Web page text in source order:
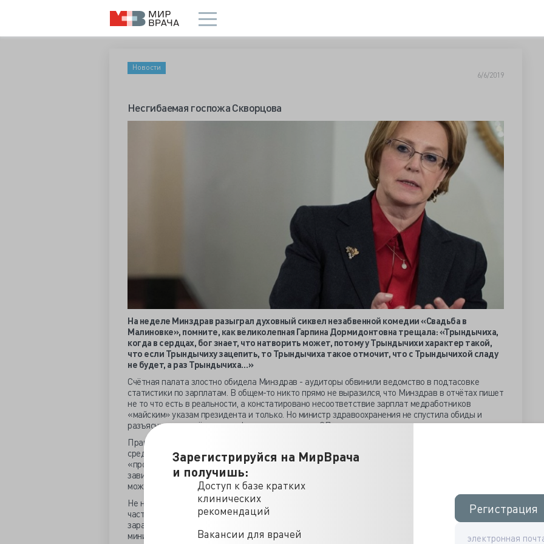
Зарегистрируйся на МирВрача
и получишь:
Доступ к базе кратких
клинических
рекомендаций
Вакансии для врачей
Регистрация
Регистрация
Новости
6/6/2019
Несгибаемая госпожа Скворцова
На неделе Минздрав разыграл духовный сиквел незабвенной комедии «Свадьба в
Малиновке», помните, как великолепная Гарпина Дормидонтовна трещала: «Трындычиха,
когда в сердцах, бог знает, что натворить может, потому у Трындычихи характер такой,
что если Трындычиху зацепить, то Трындычиха такое отмочит, что с Трындычихой сладу
не будет, а раз Трындычиха…»
Счётная палата злостно обидела Минздрав - аудиторы обвинили ведомство в подтасовке
статистики по зарплатам. В общем-то никто прямо не выразился, что Минздрав в отчётах пишет
не то что есть в реальности, а констатировано несоответствие зарплат медработников
«майским» указам президента и только. Но министр здравоохранения не спустила обиды и
разъяснила недалёким в арифметике аудиторам СП, как надо считать правильно.
Правильным по-министерски оказалось отклонение в «минус 5%» от заявленной Росстатом
средней суммы, усугублённое подачей ЛПУ не фактической финансовой информации, а
«прогнозного» уровня, что и сделало среднюю зарплату «по версии Росстата» фигурально-
завиральной. Дальше – больше, и Вероника Игоревна сообщила: «За последние 2–3 года, вы
можете посмотреть сами, поднять прессу,жалоб у нас на зарплату не было в отрасли
Не наше дело выводить уважаемую всей страной чиновницу на «чистую воду», вспоминая, как
часто СМИ пишут про возмущение медиков средними цифрами своих непомерно высоких
заработков. Когда занятой госпоже министру прессу читать? Для переваривания информации у
министра есть специальные люди. Когда человек во что-то свято верит, значит, это существует